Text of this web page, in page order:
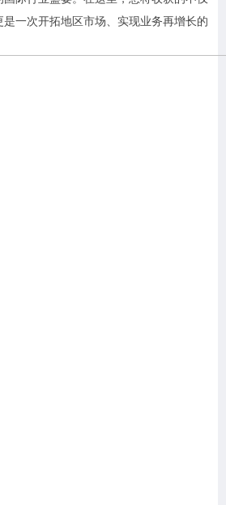
一次开拓地区市场、实现业务再增长的